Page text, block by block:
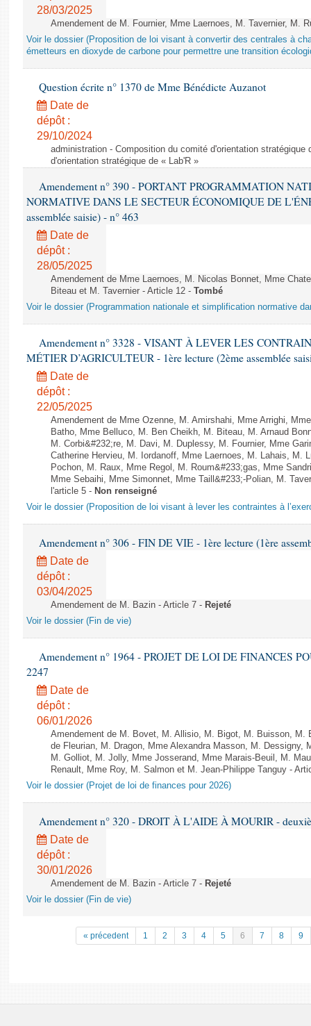
28/03/2025
Amendement de M. Fournier, Mme Laernoes, M. Tavernier, M.
Voir le dossier (Proposition de loi visant à convertir des centrales à
émetteurs en dioxyde de carbone pour permettre une transition
Question écrite n° 1370 de Mme Bénédicte Auzanot
Date de
dépôt :
29/10/2024
administration - Composition du comité d'orientation stratégique
d'orientation stratégique de « Lab'R »
Amendement n° 390 - PORTANT PROGRAMMATION
NORMATIVE DANS LE SECTEUR ÉCONOMIQUE DE
assemblée saisie) - n° 463
Date de
dépôt :
28/05/2025
Amendement de Mme Laernoes, M. Nicolas Bonnet, Mme
Biteau et M. Tavernier - Article 12 - Tombé
Voir le dossier (Programmation nationale et simplification normative
Amendement n° 3328 - VISANT À LEVER LES
MÉTIER D’AGRICULTEUR - 1ère lecture (2ème assemblée
Date de
dépôt :
22/05/2025
Amendement de Mme Ozenne, M. Amirshahi, Mme Arrighi,
Batho, Mme Belluco, M. Ben Cheikh, M. Biteau, M. Arnaud
M. Corbi&#232;re, M. Davi, M. Duplessy, M. Fournier, Mme
Catherine Hervieu, M. Iordanoff, Mme Laernoes, M. Lahais, M.
Pochon, M. Raux, Mme Regol, M. Roum&#233;gas, Mme
Mme Sebaihi, Mme Simonnet, Mme Taill&#233;-Polian, M.
l'article 5 - Non renseigné
Voir le dossier (Proposition de loi visant à lever les contraintes à
Amendement n° 306 - FIN DE VIE - 1ère lecture (1ère
Date de
dépôt :
03/04/2025
Amendement de M. Bazin - Article 7 - Rejeté
Voir le dossier (Fin de vie)
Amendement n° 1964 - PROJET DE LOI DE FINANCES
2247
Date de
dépôt :
06/01/2026
Amendement de M. Bovet, M. Allisio, M. Bigot, M. Buisson, M.
de Fleurian, M. Dragon, Mme Alexandra Masson, M. Dessigny,
M. Golliot, M. Jolly, Mme Josserand, Mme Marais-Beuil, M.
Renault, Mme Roy, M. Salmon et M. Jean-Philippe Tanguy -
Voir le dossier (Projet de loi de finances pour 2026)
Amendement n° 320 - DROIT À L'AIDE À MOURIR -
Date de
dépôt :
30/01/2026
Amendement de M. Bazin - Article 7 - Rejeté
Voir le dossier (Fin de vie)
« précedent 1 2 3 4 5 6 7 8 9